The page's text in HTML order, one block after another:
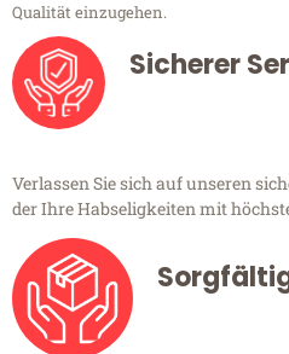
Qualität einzugehen.
Sicherer
Verlassen Sie sich auf unseren
der Ihre Habseligkeiten mit